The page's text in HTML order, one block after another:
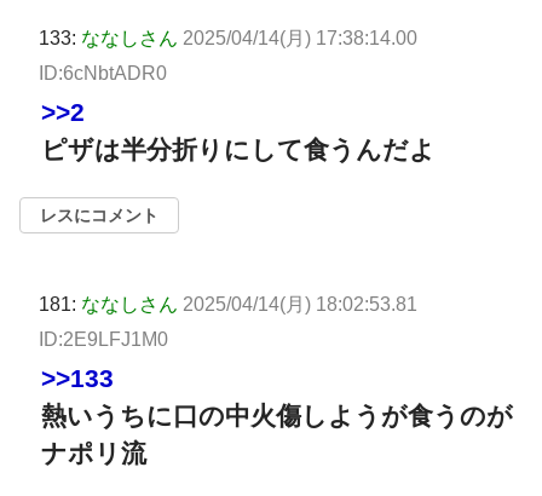
133: ななしさん 2025/04/14(月) 17:38:14.00
ID:6cNbtADR0
>>2
ピザは半分折りにして食うんだよ
レスにコメント
181: ななしさん 2025/04/14(月) 18:02:53.81
ID:2E9LFJ1M0
>>133
熱いうちに口の中火傷しようが食うのが
ナポリ流